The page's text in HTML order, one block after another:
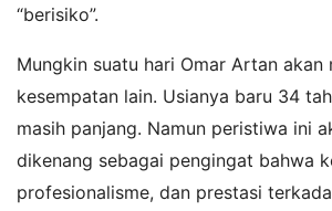
“berisiko”.
Mungkin suatu hari Omar Artan akan
kesempatan lain. Usianya baru 34
masih panjang. Namun peristiwa ini
dikenang sebagai pengingat bahwa
profesionalisme, dan prestasi